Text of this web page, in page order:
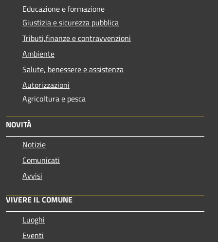
Educazione e formazione
Giustizia e sicurezza pubblica
Tributi,finanze e contravvenzioni
Ambiente
Salute, benessere e assistenza
Autorizzazioni
Agricoltura e pesca
NOVITÀ
Notizie
Comunicati
Avvisi
VIVERE IL COMUNE
Luoghi
Eventi